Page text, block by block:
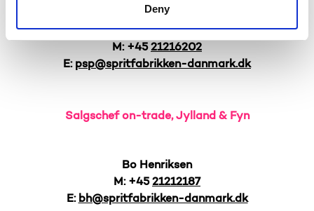
Deny
Sonne Pedersen
M: +4521216202
E: psp@spritfabrikken-danmark.dk
Salgschef on-trade, Jylland & Fyn
Bo Henriksen
M: +4521212187
E: bh@spritfabrikken-danmark.dk